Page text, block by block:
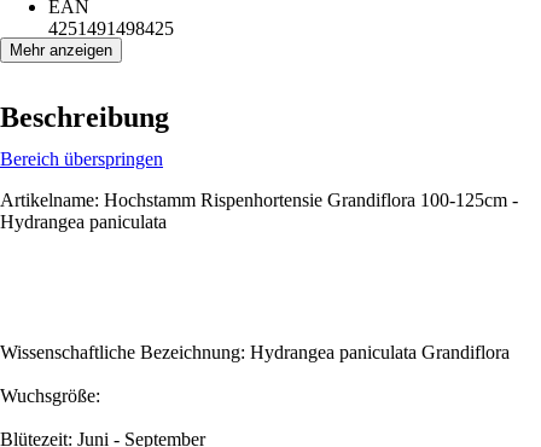
EAN
4251491498425
Mehr anzeigen
Beschreibung
Bereich überspringen
Artikelname: Hochstamm Rispenhortensie Grandiflora 100-125cm -
Hydrangea paniculata
Wissenschaftliche Bezeichnung: Hydrangea paniculata Grandiflora
Wuchsgröße:
Blütezeit: Juni - September